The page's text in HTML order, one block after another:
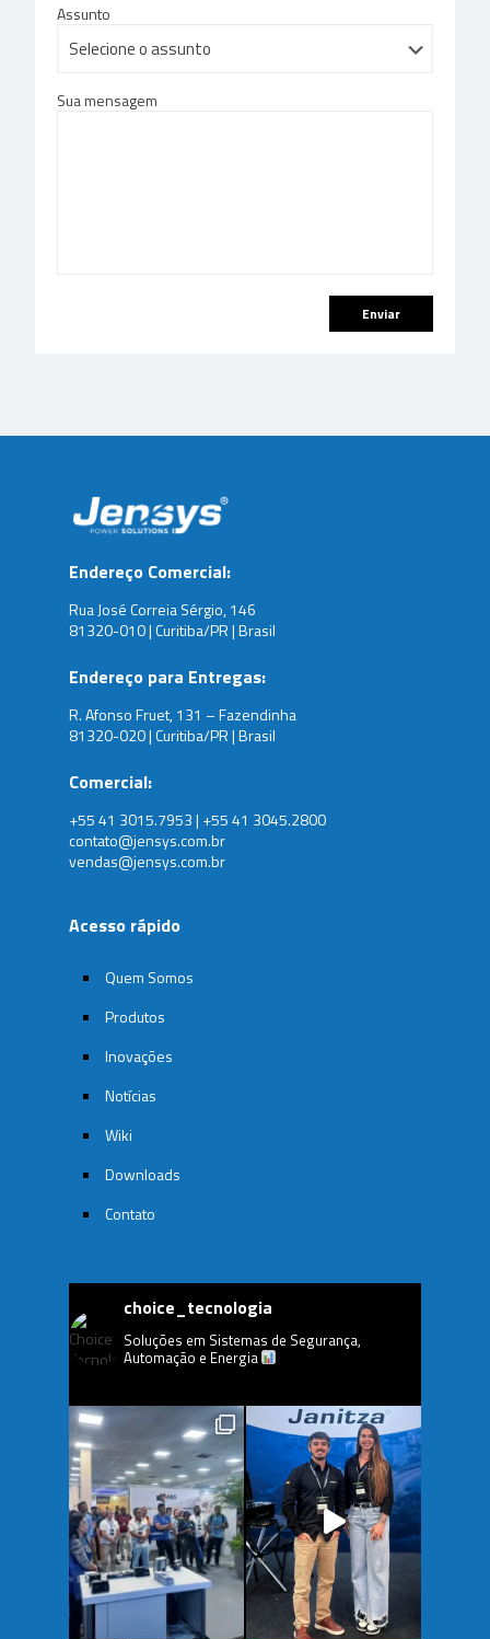
Assunto
Sua mensagem
Endereço Comercial:
Rua José Correia Sérgio, 146
81320-010 | Curitiba/PR | Brasil
Endereço para Entregas:
R. Afonso Fruet, 131 – Fazendinha
81320-020 | Curitiba/PR | Brasil
Comercial:
+55 41 3015.7953 | +55 41 3045.2800
contato@jensys.com.br
vendas@jensys.com.br
Acesso rápido
Quem Somos
Produtos
Inovações
Notícias
Wiki
Downloads
Contato
choice_tecnologia
Soluções em Sistemas de Segurança,
Automação e Energia